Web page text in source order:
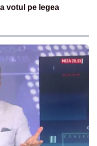
votul pe legea